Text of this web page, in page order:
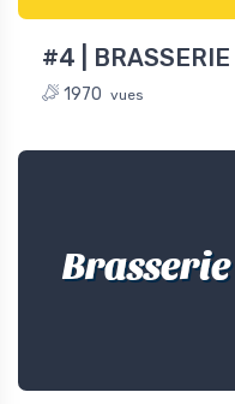
#4 |
1970 vues